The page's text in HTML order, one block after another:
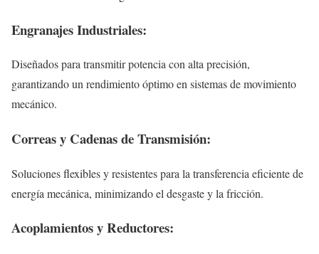
Engranajes Industriales:
Diseñados para transmitir potencia con alta precisión,
garantizando un rendimiento óptimo en sistemas de movimiento
mecánico.
Correas y Cadenas de Transmisión:
Soluciones flexibles y resistentes para la transferencia eficiente de
energía mecánica, minimizando el desgaste y la fricción.
Acoplamientos y Reductores: